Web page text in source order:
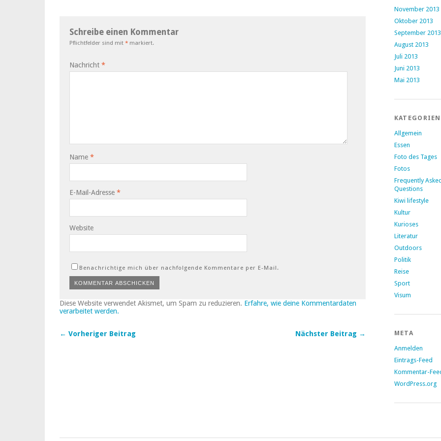
Schreibe einen Kommentar
Pflichtfelder sind mit * markiert.
Nachricht *
Name *
E-Mail-Adresse *
Website
Benachrichtige mich über nachfolgende Kommentare per E-Mail.
Diese Website verwendet Akismet, um Spam zu reduzieren. Erfahre, wie deine Kommentardaten
verarbeitet werden.
← Vorheriger Beitrag Nächster Beitrag →
November 2013
Oktober 2013
September 2013
August 2013
Juli 2013
Juni 2013
Mai 2013
KATEGORIEN
Allgemein
Essen
Foto des Tages
Fotos
Frequently
Questions
Kiwi lifestyle
Kultur
Kurioses
Literatur
Outdoors
Politik
Reise
Sport
Visum
META
Anmelden
Eintrags-Feed
Kommentar-
WordPress.org